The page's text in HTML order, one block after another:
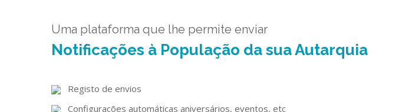
Uma plataforma que lhe permite enviar
Notificações à População da sua Autarquia
Registo de envios
Configurações automáticas aniversários, eventos, etc